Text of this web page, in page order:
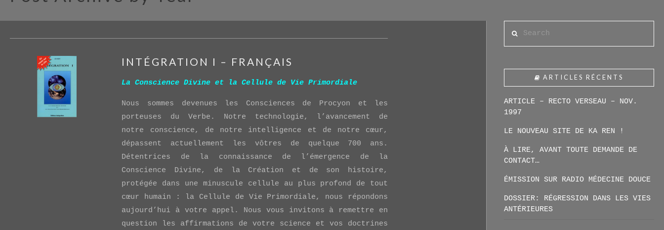
INTÉGRATION I – FRANÇAIS
La Conscience Divine et la Cellule de Vie Primordiale
Nous sommes devenues les Consciences de Procyon et les
porteuses du Verbe. Notre technologie, l’avancement de
notre conscience, de notre intelligence et de notre cœur,
dépassent actuellement les vôtres de quelque 700 ans.
Détentrices de la connaissance de l’émergence de la
Conscience Divine, de la Création et de son histoire,
protégée dans une minuscule cellule au plus profond de tout
cœur humain : la Cellule de Vie Primordiale, nous répondons
aujourd’hui à votre appel. Nous vous invitons à remettre en
question les affirmations de votre science et vos doctrines
ARTICLES RÉCENTS
ARTICLE – RECTO VERSEAU – NOV.
1997
LE NOUVEAU SITE DE KA REN !
À LIRE, AVANT TOUTE DEMANDE DE
CONTACT…
ÉMISSION SUR RADIO MÉDECINE DOUCE
DOSSIER: RÉGRESSION DANS LES VIES
ANTÉRIEURES